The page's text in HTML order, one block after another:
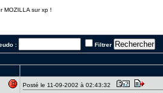
MOZILLA sur xp !
: Filtrer
Posté le 11-09-2002 à 02:43:32